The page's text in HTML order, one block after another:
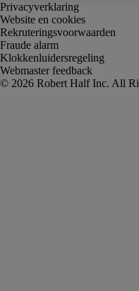
Privacyverklaring
Website en cookies
Rekruteringsvoorwaarden
Fraude alarm
Klokkenluidersregeling
Webmaster feedback